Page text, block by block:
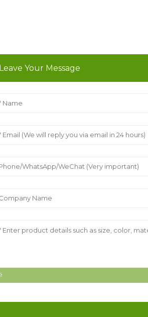
Leave Your Message